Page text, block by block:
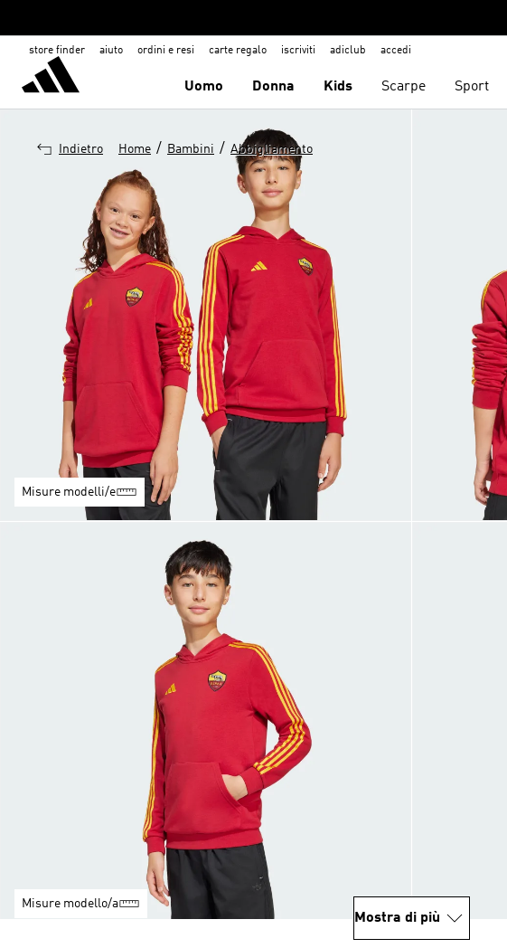
store finder aiuto ordini e resi carte regalo iscriviti adiclub accedi
Uomo Donna Kids Scarpe Sport
Indietro Home / Bambini / Abbigliamento
Misure modelli/e
Misure modello/a
Mostra di più